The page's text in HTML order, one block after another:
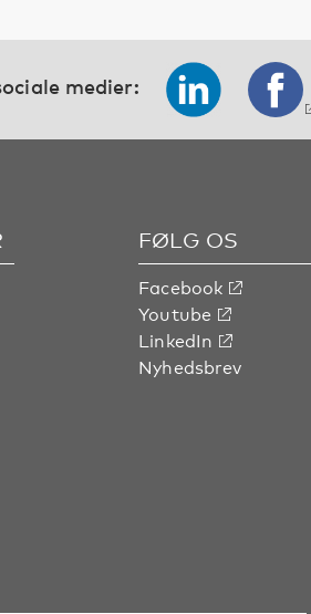
medier:
FØLG OS
Facebook
Youtube
LinkedIn
Nyhedsbrev